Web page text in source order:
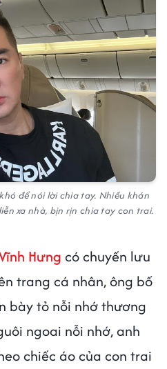
để nói lời chia tay. Nhiều khán
xa nhà, bịn rịn chia tay con trai.
Hưng có chuyến lưu
trang cá nhân, ông bố
bày tỏ nỗi nhớ thương
ngoai nỗi nhớ, anh
chiếc áo của con trai